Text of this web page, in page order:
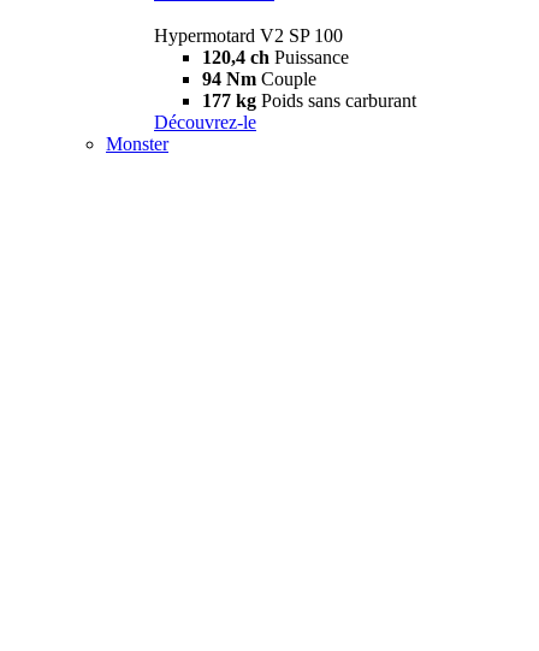
Hypermotard V2 SP 100
120,4 ch Puissance
94 Nm Couple
177 kg Poids sans carburant
Découvrez-le
Monster